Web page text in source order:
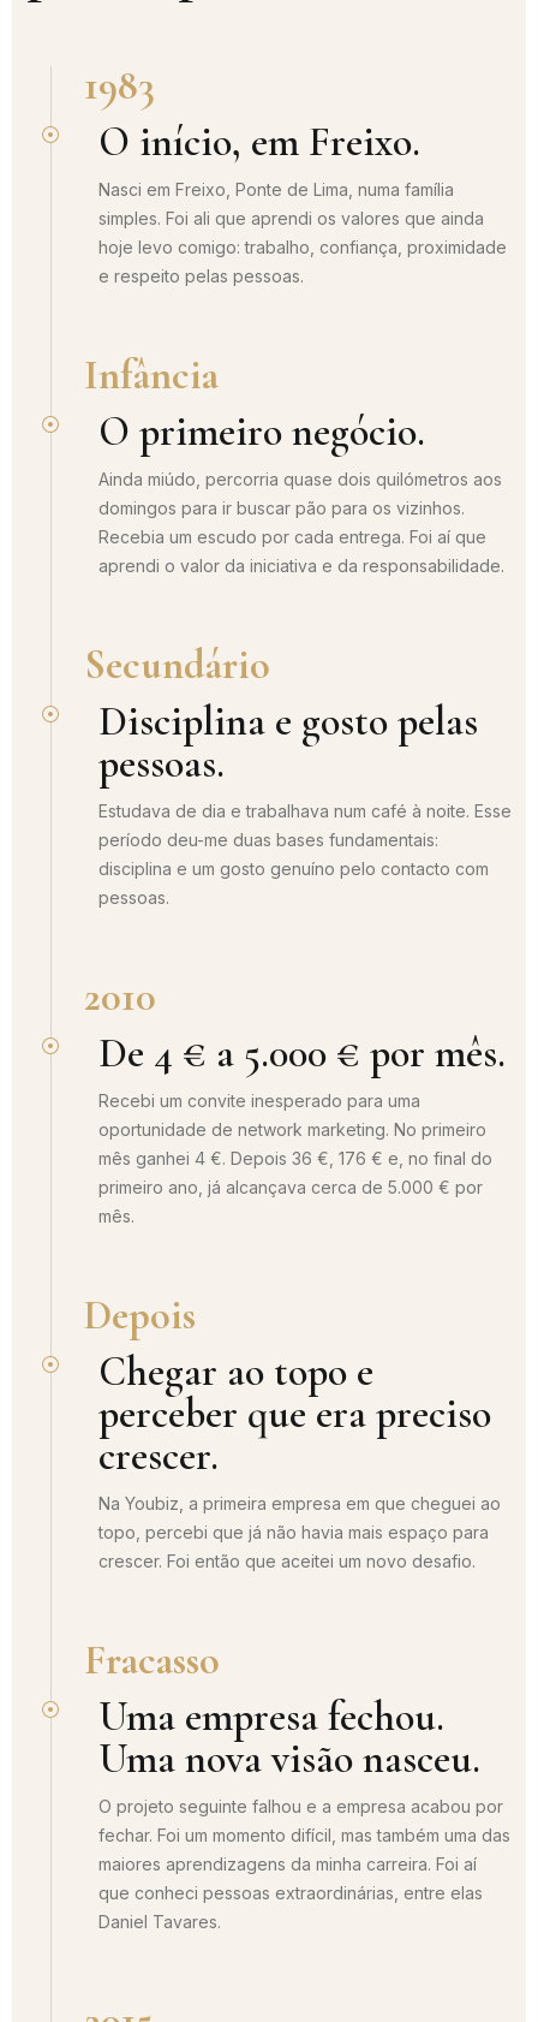
1983
O início, em Freixo.
Nasci em Freixo, Ponte de Lima, numa família
simples. Foi ali que aprendi os valores que ainda
hoje levo comigo: trabalho, confiança, proximidade
e respeito pelas pessoas.
Infância
O primeiro negócio.
Ainda miúdo, percorria quase dois quilómetros aos
domingos para ir buscar pão para os vizinhos.
Recebia um escudo por cada entrega. Foi aí que
aprendi o valor da iniciativa e da responsabilidade.
Secundário
Disciplina e gosto pelas
pessoas.
Estudava de dia e trabalhava num café à noite. Esse
período deu-me duas bases fundamentais:
disciplina e um gosto genuíno pelo contacto com
pessoas.
2010
De 4 € a 5.000 € por mês.
Recebi um convite inesperado para uma
oportunidade de network marketing. No primeiro
mês ganhei 4 €. Depois 36 €, 176 € e, no final do
primeiro ano, já alcançava cerca de 5.000 € por
mês.
Depois
Chegar ao topo e
perceber que era preciso
crescer.
Na Youbiz, a primeira empresa em que cheguei ao
topo, percebi que já não havia mais espaço para
crescer. Foi então que aceitei um novo desafio.
Fracasso
Uma empresa fechou.
Uma nova visão nasceu.
O projeto seguinte falhou e a empresa acabou por
fechar. Foi um momento difícil, mas também uma das
maiores aprendizagens da minha carreira. Foi aí
que conheci pessoas extraordinárias, entre elas
Daniel Tavares.